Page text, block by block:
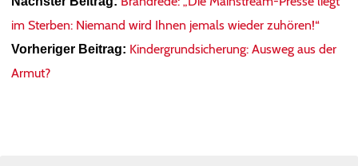
im Sterben: Niemand wird Ihnen jemals wieder zuhören!“
Vorheriger Beitrag: Kindergrundsicherung: Ausweg aus der
Armut?